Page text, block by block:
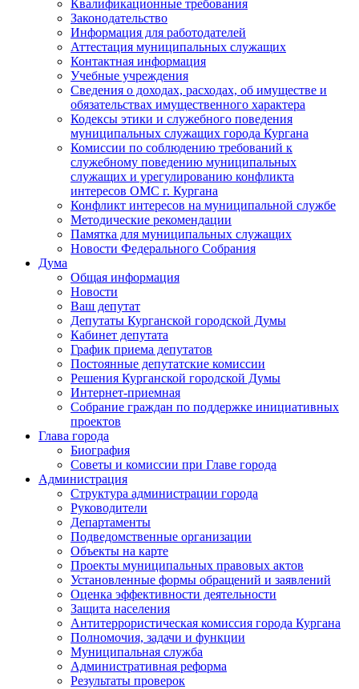
Квалификационные требования
Законодательство
Информация для работодателей
Аттестация муниципальных служащих
Контактная информация
Учебные учреждения
Сведения о доходах, расходах, об имуществе и
обязательствах имущественного характера
Кодексы этики и служебного поведения
муниципальных служащих города Кургана
Комиссии по соблюдению требований к
служебному поведению муниципальных
служащих и урегулированию конфликта
интересов ОМС г. Кургана
Конфликт интересов на муниципальной службе
Методические рекомендации
Памятка для муниципальных служащих
Новости Федерального Cобрания
Дума
Общая информация
Новости
Ваш депутат
Депутаты Курганской городской Думы
Кабинет депутата
График приема депутатов
Постоянные депутатские комиссии
Решения Курганской городской Думы
Интернет-приемная
Собрание граждан по поддержке инициативных
проектов
Глава города
Биография
Советы и комиссии при Главе города
Администрация
Структура администрации города
Руководители
Департаменты
Подведомственные организации
Объекты на карте
Проекты муниципальных правовых актов
Установленные формы обращений и заявлений
Оценка эффективности деятельности
Защита населения
Антитеррористическая комиссия города Кургана
Полномочия, задачи и функции
Муниципальная служба
Административная реформа
Результаты проверок